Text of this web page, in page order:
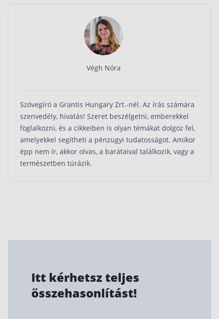
Végh Nóra
Szövegíró a Grantis Hungary Zrt.-nél. Az írás számára
szenvedély, hivatás! Szeret beszélgetni, emberekkel
foglalkozni, és a cikkeiben is olyan témákat dolgoz fel,
amelyekkel segítheti a pénzügyi tudatosságot. Amikor
épp nem ír, akkor olvas, a barátaival találkozik, vagy a
természetben túrázik.
Itt kérhetsz teljes
összehasonlítást!